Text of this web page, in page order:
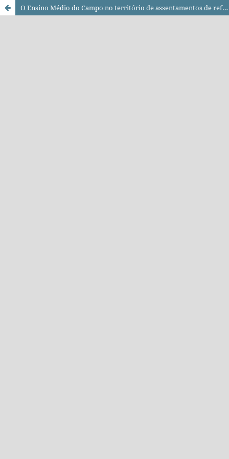
O Ensino Médio do Campo no território de assentamentos de reforma agrária de Abelardo Luz-SC